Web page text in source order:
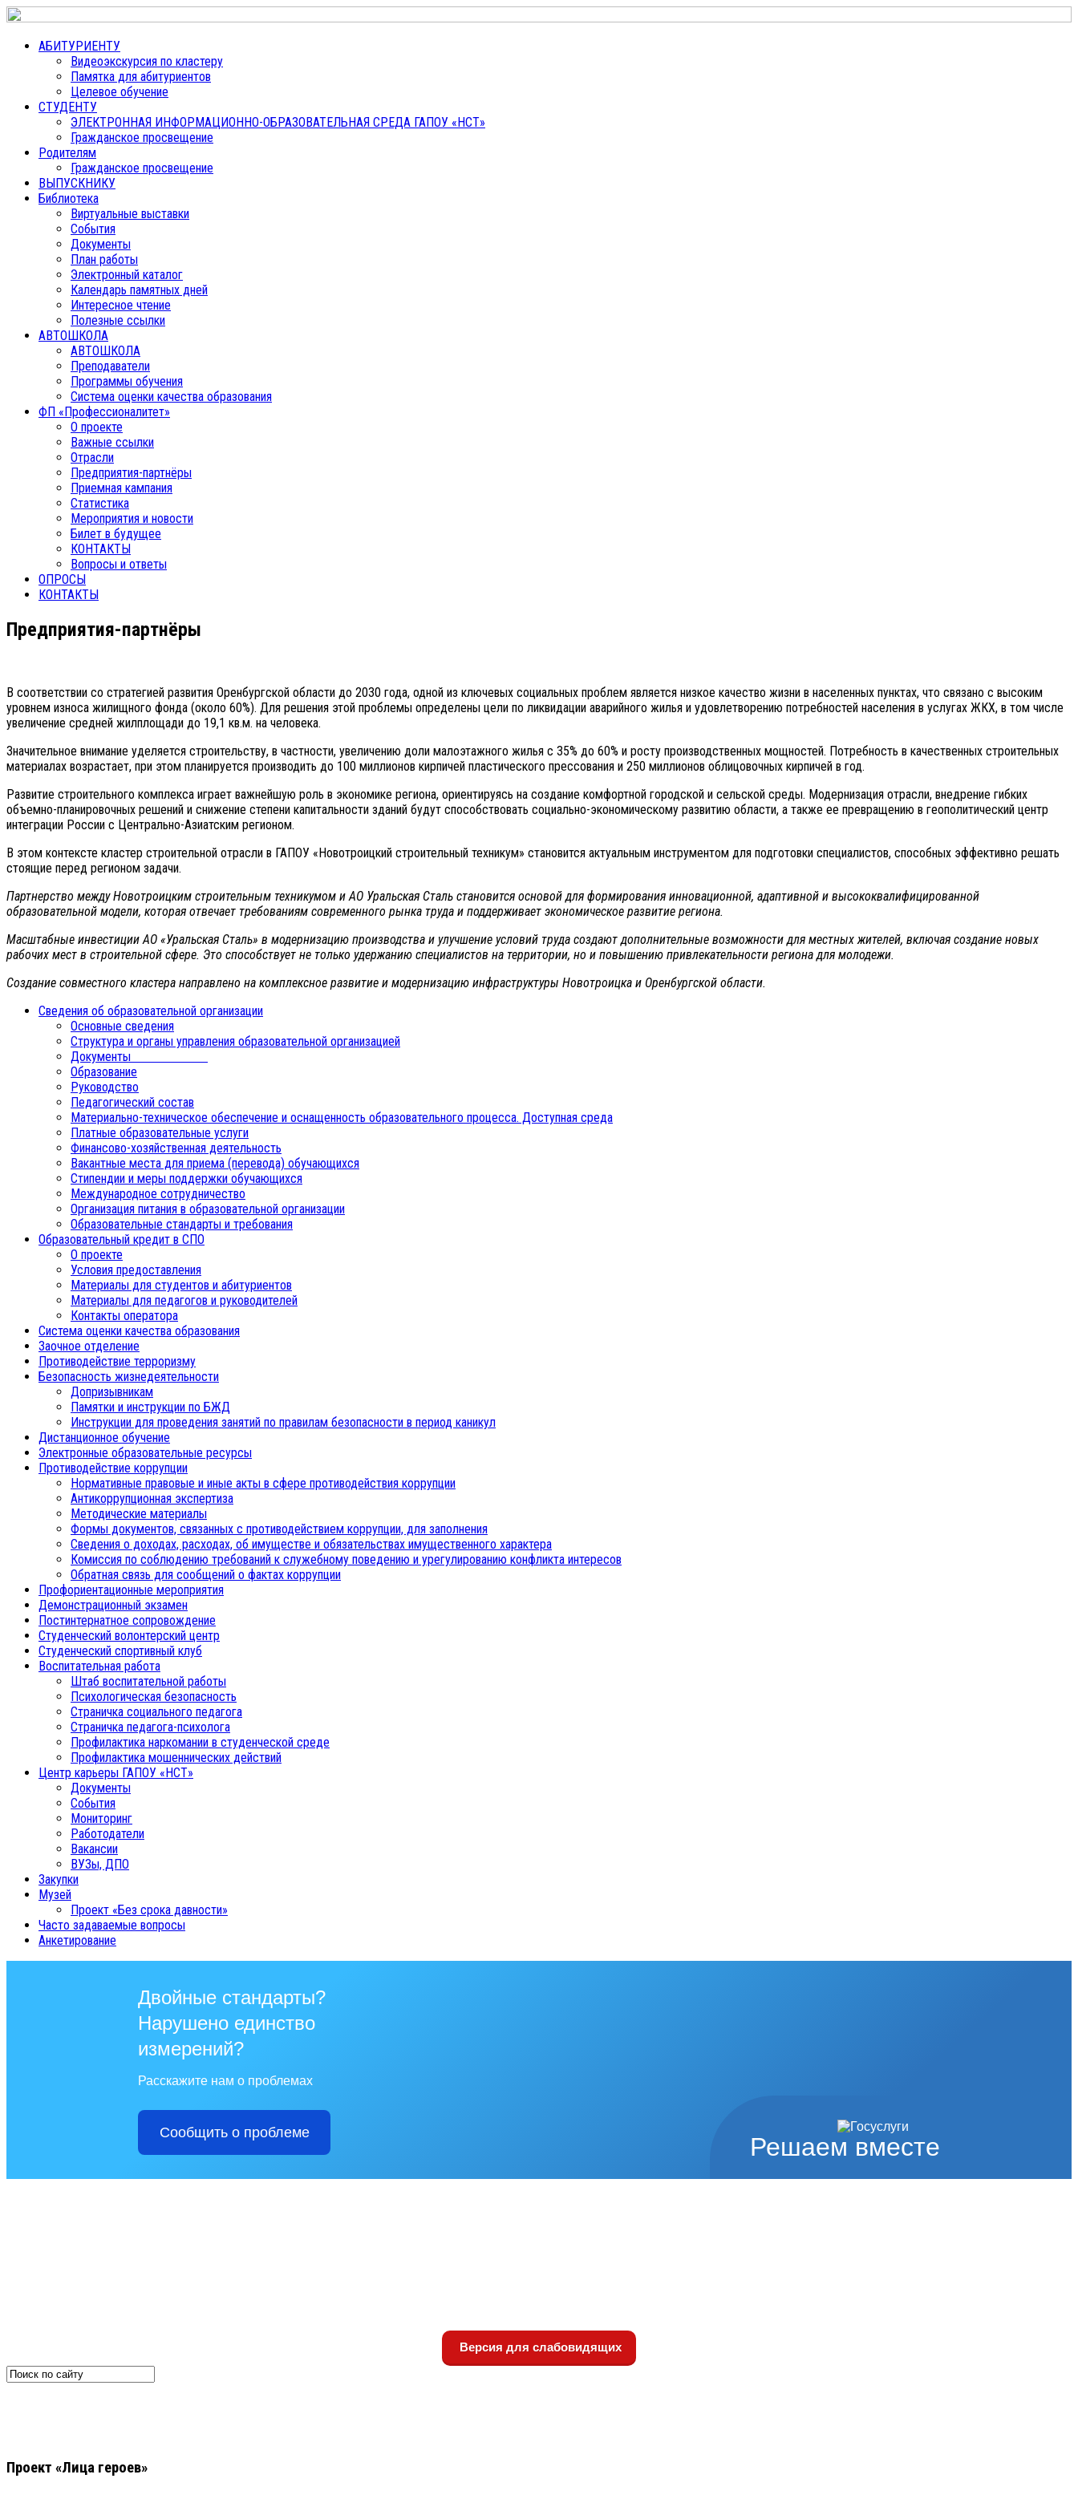
АБИТУРИЕНТУ
Видеоэкскурсия по кластеру
Памятка для абитуриентов
Целевое обучение
СТУДЕНТУ
ЭЛЕКТРОННАЯ ИНФОРМАЦИОННО-ОБРАЗОВАТЕЛЬНАЯ СРЕДА ГАПОУ «НСТ»
Гражданское просвещение
Родителям
Гражданское просвещение
ВЫПУСКНИКУ
Библиотека
Виртуальные выставки
События
Документы
План работы
Электронный каталог
Календарь памятных дней
Интересное чтение
Полезные ссылки
АВТОШКОЛА
АВТОШКОЛА
Преподаватели
Программы обучения
Система оценки качества образования
ФП «Профессионалитет»
О проекте
Важные ссылки
Отрасли
Предприятия-партнёры
Приемная кампания
Статистика
Мероприятия и новости
Билет в будущее
КОНТАКТЫ
Вопросы и ответы
ОПРОСЫ
КОНТАКТЫ
Предприятия-партнёры
В соответствии со стратегией развития Оренбургской области до 2030 года, одной из ключевых социальных проблем является низкое качество жизни в населенных пунктах, что связано с высоким
уровнем износа жилищного фонда (около 60%). Для решения этой проблемы определены цели по ликвидации аварийного жилья и удовлетворению потребностей населения в услугах ЖКХ, в том числе
увеличение средней жилплощади до 19,1 кв.м. на человека.
Значительное внимание уделяется строительству, в частности, увеличению доли малоэтажного жилья с 35% до 60% и росту производственных мощностей. Потребность в качественных строительных
материалах возрастает, при этом планируется производить до 100 миллионов кирпичей пластического прессования и 250 миллионов облицовочных кирпичей в год.
Развитие строительного комплекса играет важнейшую роль в экономике региона, ориентируясь на создание комфортной городской и сельской среды. Модернизация отрасли, внедрение гибких
объемно-планировочных решений и снижение степени капитальности зданий будут способствовать социально-экономическому развитию области, а также ее превращению в геополитический центр
интеграции России с Центрально-Азиатским регионом.
В этом контексте кластер строительной отрасли в ГАПОУ «Новотроицкий строительный техникум» становится актуальным инструментом для подготовки специалистов, способных эффективно решать
стоящие перед регионом задачи.
Партнерство между Новотроицким строительным техникумом и АО Уральская Сталь становится основой для формирования инновационной, адаптивной и высококвалифицированной
образовательной модели, которая отвечает требованиям современного рынка труда и поддерживает экономическое развитие региона.
Масштабные инвестиции АО «Уральская Сталь» в модернизацию производства и улучшение условий труда создают дополнительные возможности для местных жителей, включая создание новых
рабочих мест в строительной сфере. Это способствует не только удержанию специалистов на территории, но и повышению привлекательности региона для молодежи.
Создание совместного кластера направлено на комплексное развитие и модернизацию инфраструктуры Новотроицка и Оренбургской области.
Сведения об образовательной организации
Основные сведения
Структура и органы управления образовательной организацией
Документы
Образование
Руководство
Педагогический состав
Материально-техническое обеспечение и оснащенность образовательного процесса. Доступная среда
Платные образовательные услуги
Финансово-хозяйственная деятельность
Вакантные места для приема (перевода) обучающихся
Стипендии и меры поддержки обучающихся
Международное сотрудничество
Организация питания в образовательной организации
Образовательные стандарты и требования
Образовательный кредит в СПО
О проекте
Условия предоставления
Материалы для студентов и абитуриентов
Материалы для педагогов и руководителей
Контакты оператора
Система оценки качества образования
Заочное отделение
Противодействие терроризму
Безопасность жизнедеятельности
Допризывникам
Памятки и инструкции по БЖД
Инструкции для проведения занятий по правилам безопасности в период каникул
Дистанционное обучение
Электронные образовательные ресурсы
Противодействие коррупции
Нормативные правовые и иные акты в сфере противодействия коррупции
Антикоррупционная экспертиза
Методические материалы
Формы документов, связанных с противодействием коррупции, для заполнения
Сведения о доходах, расходах, об имуществе и обязательствах имущественного характера
Комиссия по соблюдению требований к служебному поведению и урегулированию конфликта интересов
Обратная связь для сообщений о фактах коррупции
Профориентационные мероприятия
Демонстрационный экзамен
Постинтернатное сопровождение
Студенческий волонтерский центр
Студенческий спортивный клуб
Воспитательная работа
Штаб воспитательной работы
Психологическая безопасность
Страничка социального педагога
Страничка педагога-психолога
Профилактика наркомании в студенческой среде
Профилактика мошеннических действий
Центр карьеры ГАПОУ «НСТ»
Документы
События
Мониторинг
Работодатели
Вакансии
ВУЗы, ДПО
Закупки
Музей
Проект «Без срока давности»
Часто задаваемые вопросы
Анкетирование
Решаем вместе
Двойные стандарты?
Нарушено единство
измерений?
Расскажите нам о проблемах
Сообщить о проблеме
Версия для слабовидящих
Проект «Лица героев»